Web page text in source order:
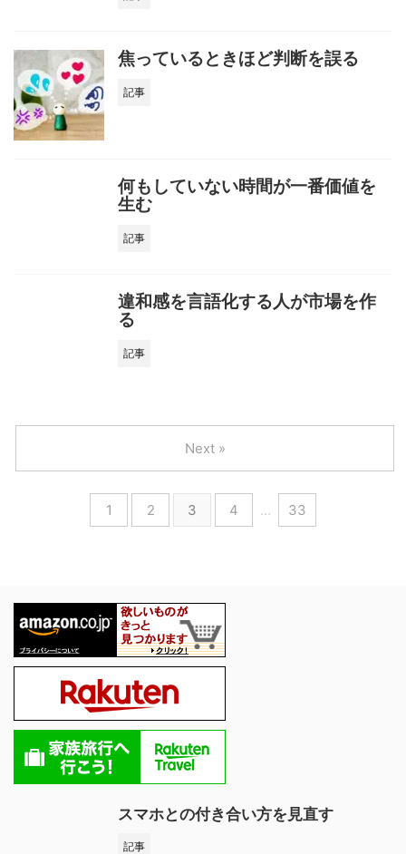
焦っているときほど判断を誤る
記事
何もしていない時間が一番価値を
生む
記事
違和感を言語化する人が市場を作
る
記事
1 2 3 4 … 33
Next »
スマホとの付き合い方を見直す
記事